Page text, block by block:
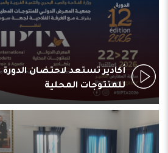
للمنتوجات المحلية